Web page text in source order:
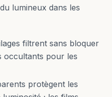
lumineux dans les
filtrent sans bloquer
occultants pour les
protègent les